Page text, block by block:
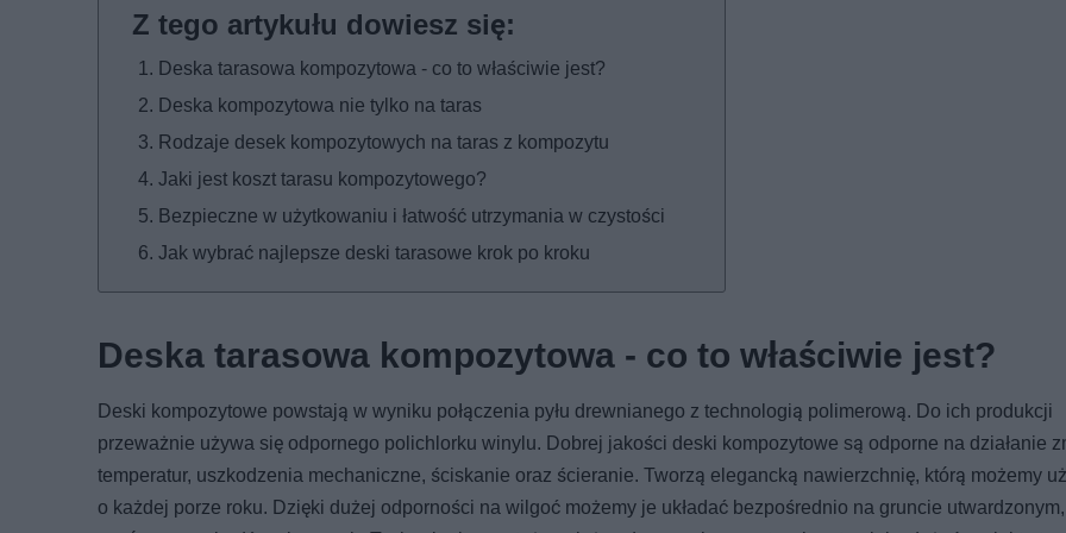
Deska tarasowa kompozytowa - co to właściwie jest?
Deska kompozytowa nie tylko na taras
Rodzaje desek kompozytowych na taras z kompozytu
Jaki jest koszt tarasu kompozytowego?
Bezpieczne w użytkowaniu i łatwość utrzymania w czystości
Jak wybrać najlepsze deski tarasowe krok po kroku
Deska tarasowa kompozytowa - co to właściwie jest?
Deski kompozytowe powstają w wyniku połączenia pyłu drewnianego z technologią polimerową. Do ich produkcji
przeważnie używa się odpornego polichlorku winylu. Dobrej jakości deski kompozytowe są odporne na działanie
temperatur, uszkodzenia mechaniczne, ściskanie oraz ścieranie. Tworzą elegancką nawierzchnię, którą możemy
o każdej porze roku. Dzięki dużej odporności na wilgoć możemy je układać bezpośrednio na gruncie utwardzonym,